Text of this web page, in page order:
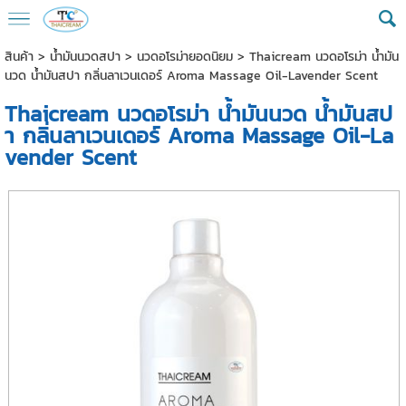
สินค้า> น้ำมันนวดสปา> นวดอโรม่ายอดนิยม> Thaicream นวดอโรม่า น้ำมัน
นวด น้ำมันสปา กลิ่นลาเวนเดอร์ Aroma Massage Oil-Lavender Scent
Thaicream นวดอโรม่า น้ำมันนวด น้ำมันสป
า กลิ่นลาเวนเดอร์ Aroma Massage Oil-La
vender Scent